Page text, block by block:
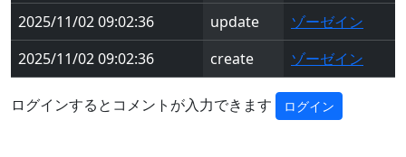
2025/11/02 09:02:36
update
ゾーゼイン
2025/11/02 09:02:36
create ゾーゼイン
ログインするとコメントが入力できます ログイン